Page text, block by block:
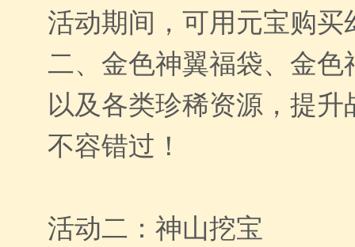
活动期间，可用元宝购
二、金色神翼福袋、金
以及各类珍稀资源，提
不容错过！
活动二：神山挖宝